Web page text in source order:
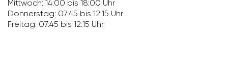
Mitt­woch: 14:00 bis 18:00 Uhr
Donnerstag: 07:45 bis 12:15 Uhr
Freitag: 07:45 bis 12:15 Uhr